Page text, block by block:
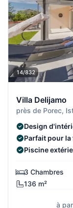
14/832
Villa Delijamo
près de Porec,
Design
Parfait pour
Piscine
3 Chambres
136 m²
à